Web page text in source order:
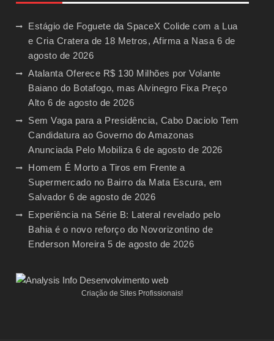
Estágio de Foguete da SpaceX Colide com a Lua
e Cria Cratera de 18 Metros, Afirma a Nasa 6 de
agosto de 2026
Atalanta Oferece R$ 130 Milhões por Volante
Baiano do Botafogo, mas Alvinegro Fixa Preço
Alto 6 de agosto de 2026
Sem Vaga para a Presidência, Cabo Daciolo Tem
Candidatura ao Governo do Amazonas
Anunciada Pelo Mobiliza 6 de agosto de 2026
Homem É Morto a Tiros em Frente a
Supermercado no Bairro da Mata Escura, em
Salvador 6 de agosto de 2026
Experiência na Série B: Lateral revelado pelo
Bahia é o novo reforço do Novorizontino de
Enderson Moreira 5 de agosto de 2026
Criação de Sites Profissionais!